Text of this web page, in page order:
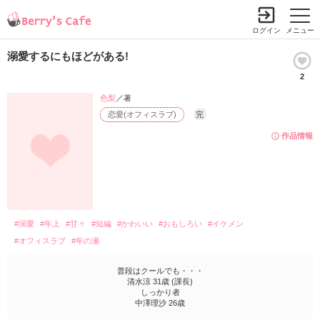
メニュー
ログイン
溺愛するにもほどがある!
2
作品情報
恋愛(オフィスラブ) 完
色梨 ／著
#溺愛 #年上 #甘々 #短編 #かわいい #おもしろい
#イケメン
#オフィスラブ
#年の瀬
普段はクールでも・・・
清水涼 31歳 (課長)
しっかり者
中澤理沙 26歳